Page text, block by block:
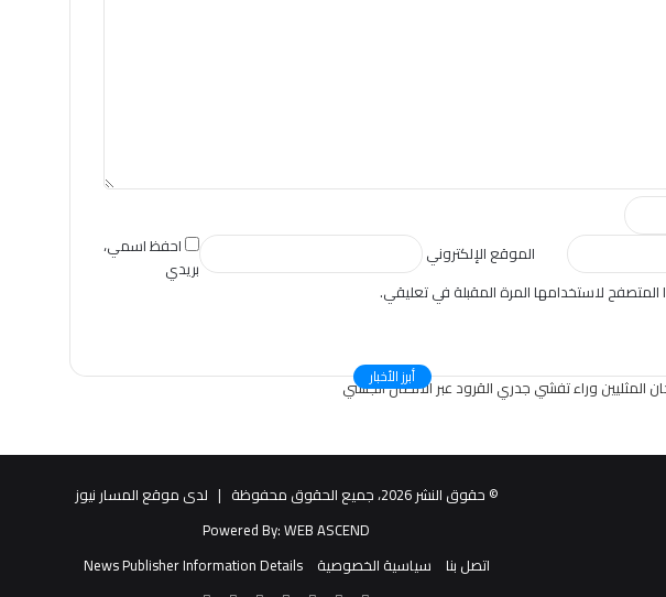
الموقع الإلكتروني
احفظ اسمي،
بريدي
المتصفح لاستخدامها المرة المقبلة في تعليقي.
أبرز الأخبار
© حقوق النشر 2026، جميع الحقوق محفوظة |
لدى موقع المسار نيوز
Powered By:WEB ASCEND
اتصل بنا
سياسية الخصوصية
News Publisher Information Details